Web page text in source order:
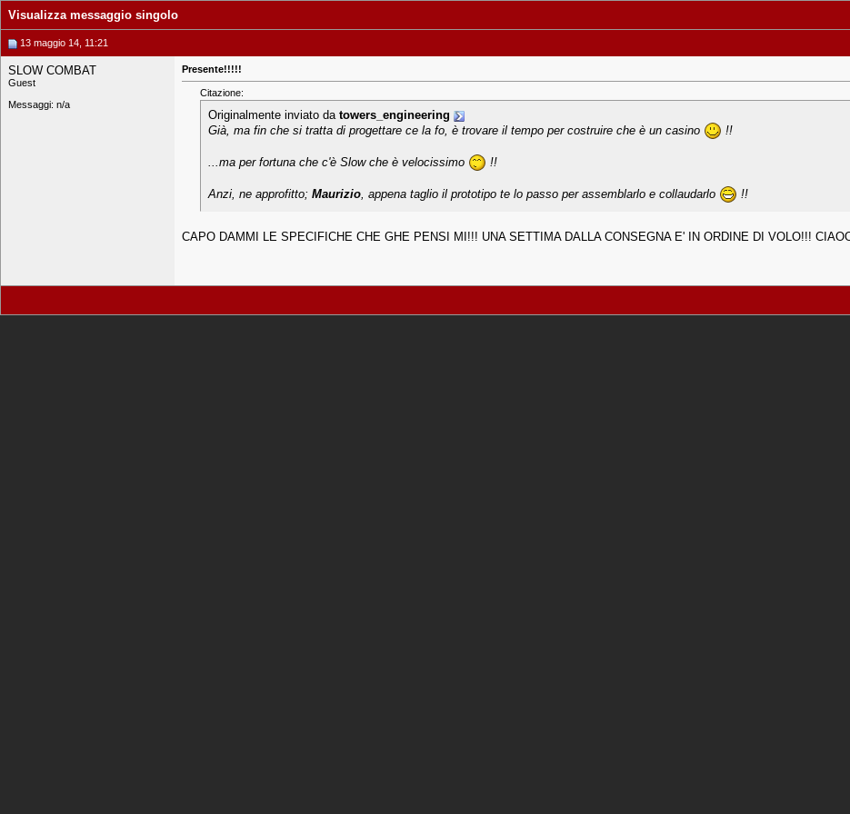
Visualizza messaggio singolo
13 maggio 14, 11:21
SLOW COMBAT
Guest
Messaggi: n/a
Presente!!!!!
Citazione:
Originalmente inviato da towers_engineering
Già, ma fin che si tratta di progettare ce la fo, è trovare il tempo per costruire che è un casino
!!
...ma per fortuna che c'è Slow che è velocissimo !!
Anzi, ne approfitto; Maurizio , appena taglio il prototipo te lo passo per assemblarlo e collaudarlo !!
CAPO DAMMI LE SPECIFICHE CHE GHE PENSI MI!!! UNA SETTIMA DALLA CONSEGNA E' IN ORDINE DI VOLO!!!